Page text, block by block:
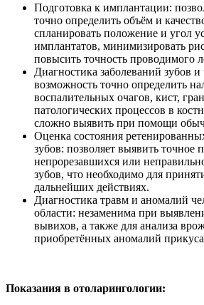
Подготовка к имплантации:
точно определить объём и
спланировать положение и угол
имплантатов, минимизировать
повысить точность проводимого
Диагностика заболеваний зубов
возможность точно определить
воспалительных очагов, кист,
патологических процессов в
сложно выявить при помощи
Оценка состояния
зубов: позволяет выявить точное
непрорезавшихся или
зубов, что необходимо для
дальнейших действиях.
Диагностика травм и аномалий
области: незаменима при
вывихов, а также для анализа
приобретённых аномалий
Показания в отоларингологии: